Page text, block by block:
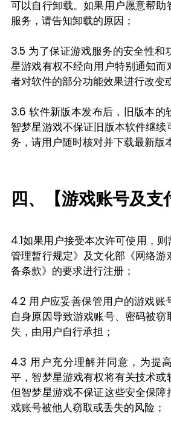
可以自行卸载。如果用户愿意帮助
服务，请告知卸载的原因；
3.5 为了保证游戏服务的安全性和
星游戏有权不经向用户特别通知
者对软件的部分功能效果进行改变
3.6 软件新版本发布后，旧版本的
智梦星游戏不保证旧版本软件继
务，请用户随时核对并下载最新版
四、【游戏账号及支
4.1如果用户接受本次许可使用，
管理暂行规定》及文化部《网络
备条款》的要求进行注册；
4.2 用户应妥善保管用户的游戏账
自身原因导致游戏账号、密码被
失，由用户自行承担；
4.3 用户充分理解并同意，为提
平，智梦星游戏有权将有关技术或
但智梦星游戏不保证这些安全保
戏账号被他人窃取或丢失的风险；